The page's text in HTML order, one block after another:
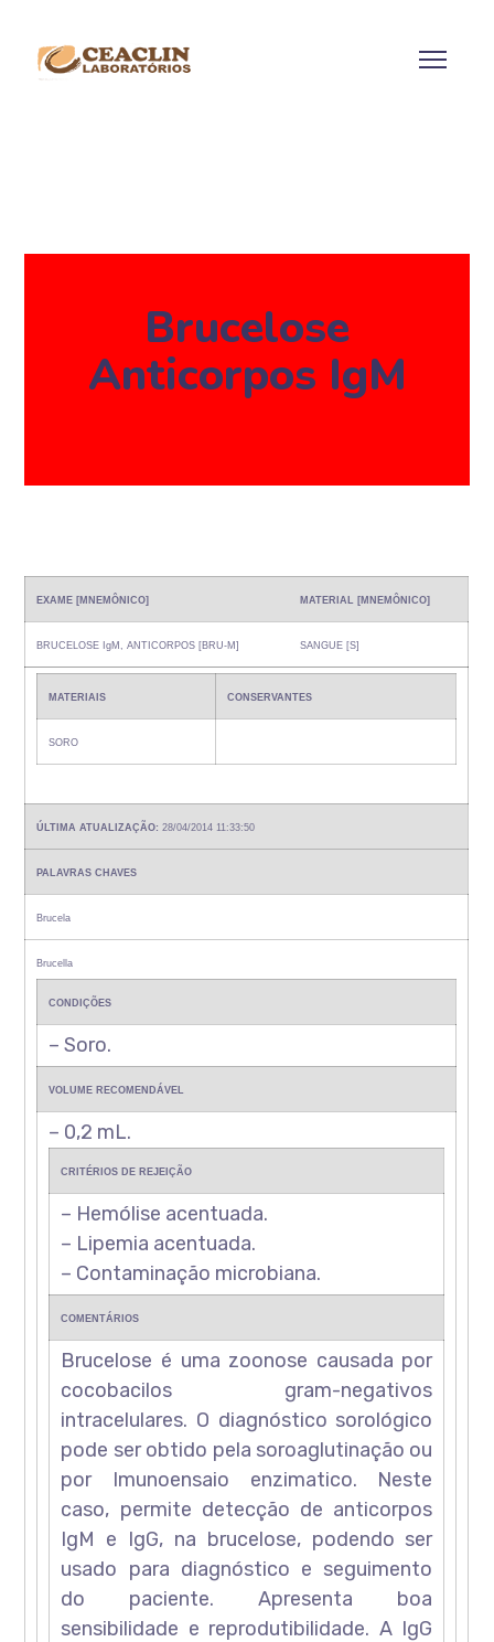
Brucelose
Anticorpos IgM
EXAME [MNEMÔNICO] MATERIAL [MNEMÔNICO]
BRUCELOSE IgM, ANTICORPOS [BRU-M] SANGUE [S]
MATERIAIS CONSERVANTES
SORO
ÚLTIMA ATUALIZAÇÃO: 28/04/2014 11:33:50
PALAVRAS CHAVES
Brucela
Brucella
CONDIÇÕES
– Soro.
VOLUME RECOMENDÁVEL
– 0,2 mL.
CRITÉRIOS DE REJEIÇÃO
– Hemólise acentuada.
– Lipemia acentuada.
– Contaminação microbiana.
COMENTÁRIOS
Brucelose é uma zoonose causada por
cocobacilos gram-negativos
intracelulares. O diagnóstico sorológico
pode ser obtido pela soroaglutinação ou
por Imunoensaio enzimatico. Neste
caso, permite detecção de anticorpos
IgM e IgG, na brucelose, podendo ser
usado para diagnóstico e seguimento
do paciente. Apresenta boa
sensibilidade e reprodutibilidade. A IgG